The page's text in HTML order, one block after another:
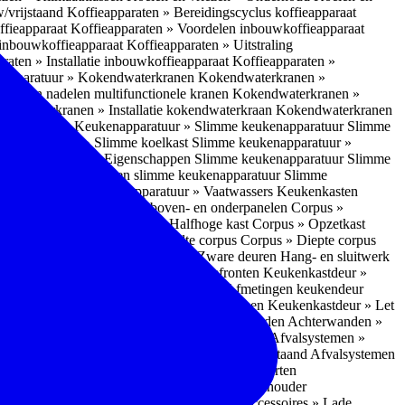
vrijstaand Koffieapparaten » Bereidingscyclus koffieapparaat
Koffieapparaten » Voordelen inbouwkoffieapparaat
Koffieapparaten » Uitstraling
» Installatie inbouwkoffieapparaat Koffieapparaten »
» Kokendwaterkranen Kokendwaterkranen »
en nadelen multifunctionele kranen Kokendwaterkranen »
» Installatie kokendwaterkraan Kokendwaterkranen
» OvensKeukenapparatuur » Slimme keukenapparatuur Slimme
» Slimme koelkast Slimme keukenapparatuur »
» Eigenschappen Slimme keukenapparatuur Slimme
» Nadelen slimme keukenapparatuur Slimme
Keukenapparatuur » Vaatwassers Keukenkasten
Corpus » Buitenkant zij-, boven- en onderpanelen Corpus »
Corpus » Halfhoge kast Corpus » Opzetkast
Corpus » Breedte corpus Corpus » Diepte corpus
Hang- en sluitwerk » Zware deuren Hang- en sluitwerk
» Soorten deur- en ladefronten Keukenkastdeur »
Keukenkastdeur » Afmetingen keukendeur
Keukenkastdeur » Deurgrepen Keukenkastdeur » Let
Achterwanden » Nadelen achterwanden Achterwanden »
Afvalsystemen »
Afvalsystemen » Vrijstaand Afvalsystemen
Inbouwaccessoires » Soorten
Inbouwaccessoires » Handdoekhouder